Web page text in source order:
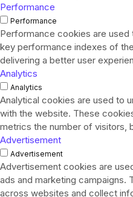
Performance
Performance
Performance cookies are used
key performance indexes of
delivering a better user
Analytics
Analytics
Analytical cookies are used to
with the website. These
metrics the number of visitors,
Advertisement
Advertisement
Advertisement cookies are
ads and marketing campaigns.
across websites and collect